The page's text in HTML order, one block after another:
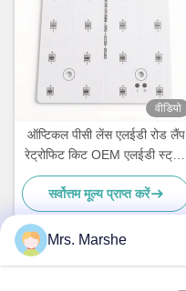
वीडियो
ऑप्टिकल पीसी लेंस एलईडी रोड लैंप
रेट्रोफिट किट OEM एलईडी स्ट्रीट
लाइटिंग समाधान के साथ 20W
एलईडी पीसीबी बोर्ड
सर्वोत्तम मूल्य प्राप्त करें
Mrs. Marshe